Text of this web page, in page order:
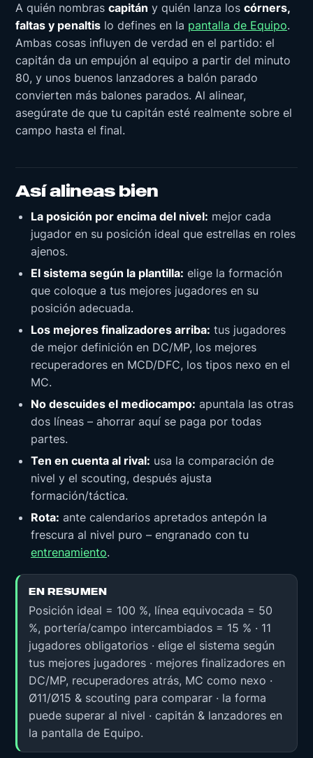
A quién nombras capitán y quién lanza los córners,
faltas y penaltis lo defines en la pantalla de Equipo.
Ambas cosas influyen de verdad en el partido: el
capitán da un empujón al equipo a partir del minuto
80, y unos buenos lanzadores a balón parado
convierten más balones parados. Al alinear,
asegúrate de que tu capitán esté realmente sobre el
campo hasta el final.
Así alineas bien
La posición por encima del nivel: mejor cada
jugador en su posición ideal que estrellas en roles
ajenos.
El sistema según la plantilla: elige la formación
que coloque a tus mejores jugadores en su
posición adecuada.
Los mejores finalizadores arriba: tus jugadores
de mejor definición en DC/MP, los mejores
recuperadores en MCD/DFC, los tipos nexo en el
MC.
No descuides el mediocampo: apuntala las otras
dos líneas – ahorrar aquí se paga por todas
partes.
Ten en cuenta al rival: usa la comparación de
nivel y el scouting, después ajusta
formación/táctica.
Rota: ante calendarios apretados antepón la
frescura al nivel puro – engranado con tu
entrenamiento.
EN RESUMEN
Posición ideal = 100 %, línea equivocada = 50
%, portería/campo intercambiados = 15 % · 11
jugadores obligatorios · elige el sistema según
tus mejores jugadores · mejores finalizadores en
DC/MP, recuperadores atrás, MC como nexo ·
Ø11/Ø15 & scouting para comparar · la forma
puede superar al nivel · capitán & lanzadores en
la pantalla de Equipo.